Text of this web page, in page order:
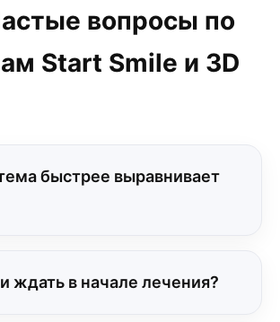
вопросы по
Start Smile и 3D
быстрее выравнивает
ждать в начале лечения?